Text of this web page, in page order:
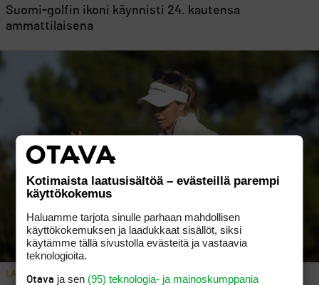
Suomi-golfin ikoni käynnisti 24. kautensa
ammattilaisena
LADIES EUROPEAN TOUR 3
Kotimaista laatusisältöä – evästeillä parempi
käyttökokemus
Haluamme tarjota sinulle parhaan mahdollisen
käyttökokemuksen ja laadukkaat sisällöt, siksi
käytämme tällä sivustolla evästeitä ja vastaavia
teknologioita.
Otava ja sen (95) teknologia- ja mainoskumppania